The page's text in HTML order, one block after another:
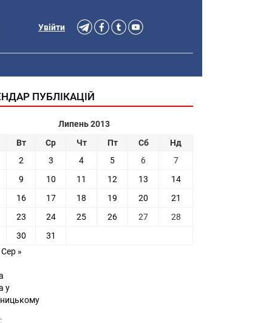
Увійти
ПУБЛІКАЦІЙ
Липень 2013
Вт Ср Чт Пт Сб
Нд
2 3 4 5 6
7
9 10 11 12 13
14
16 17 18 19 20
21
23 24 25 26 27
28
30
31
Сер »
у